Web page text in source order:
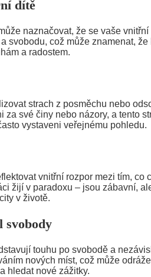
dítě
naznačovat, že se vaše
svobodu, což může znamenat,
a radostem.
strach z posměchu nebo
za své činy nebo názory, a tento
vystaveni veřejnému pohledu.
vnitřní rozpor mezi tím, co
žijí v paradoxu – jsou zábavní,
v životě.
svobody
touhu po svobodě a
nových míst, což může
hledat nové zážitky.